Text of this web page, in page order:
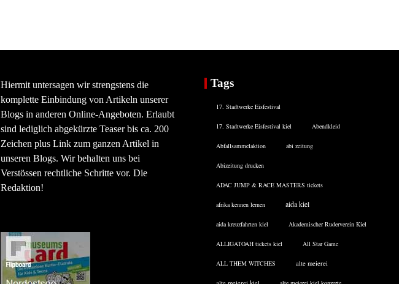
Hiermit untersagen wir strengstens die
komplette Einbindung von Artikeln unserer
Blogs in anderen Online-Angeboten. Erlaubt
sind lediglich abgekürzte Teaser bis ca. 200
Zeichen plus Link zum ganzen Artikel in
unseren Blogs. Wir behalten uns bei
Verstössen rechtliche Schritte vor. Die
Redaktion!
Tags
17. Stadtwerke Eisfestival
17. Stadtwerke Eisfestival kiel Abendkleid
Abfallsammelaktion abi zeitung
Abizeitung drucken
ADAC JUMP & RACE MASTERS tickets
afrika kennen lernen aida kiel
aida kreuzfahrten kiel Akademischer Ruderverein Kiel
ALLIGATOAH tickets kiel All Star Game
ALL THEM WITCHES alte meierei